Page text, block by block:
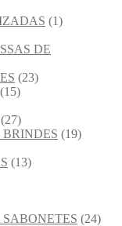
(1)
DE
(23)
(15)
(27)
(19)
(13)
(24)